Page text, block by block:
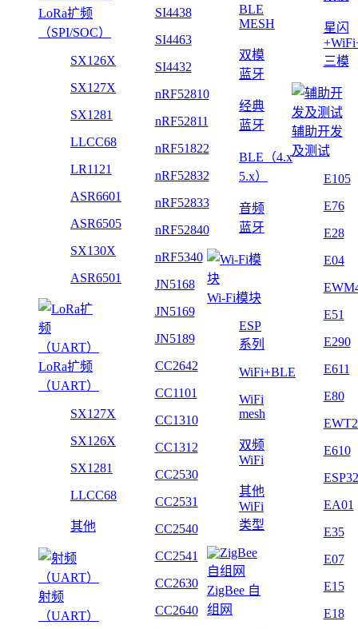
LoRa扩频
（SPI/SOC）
SX126X
SX127X
SX1281
LLCC68
LR1121
ASR6601
ASR6505
SX130X
ASR6501
LoRa扩频
（UART）
SX127X
SX126X
SX1281
LLCC68
其他
射频
（UART）
SI4438
SI4463
SI4432
nRF52810
nRF52811
nRF51822
nRF52832
nRF52833
nRF52840
nRF5340
JN5168
JN5169
JN5189
CC2642
CC1101
CC1310
CC1312
CC2530
CC2531
CC2540
CC2541
CC2630
CC2640
BLE
MESH
双模
蓝牙
经典
蓝牙
BLE（4.x
5.x）
音频
蓝牙
Wi-Fi模块
ESP
系列
WiFi+BLE
WiFi
mesh
双频
WiFi
其他
WiFi
类型
ZigBee 自
组网
星闪
三模
辅助开发
及测试
E105
E76
E28
E04
E51
E290
E611
E80
E610
ESP32
EA01
E35
E07
E15
E18